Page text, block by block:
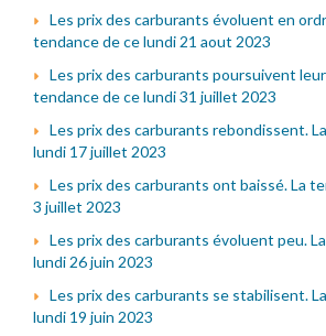
Les prix des carburants évoluent en
tendance de ce lundi 21 aout 2023
Les prix des carburants poursuivent
tendance de ce lundi 31 juillet 2023
Les prix des carburants rebondissent.
lundi 17 juillet 2023
Les prix des carburants ont baissé. La
3 juillet 2023
Les prix des carburants évoluent peu.
lundi 26 juin 2023
Les prix des carburants se stabilisent.
lundi 19 juin 2023